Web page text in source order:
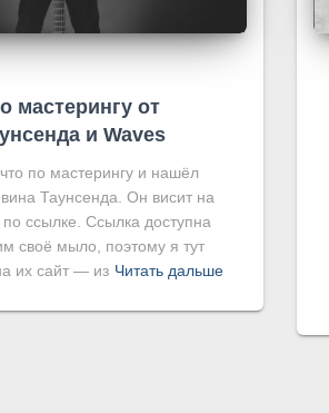
мастерингу от
и Waves
по мастерингу и нашёл
Таунсенда. Он висит на
ссылке. Ссылка доступна
своё мыло, поэтому я тут
их сайт — из Читать дальше